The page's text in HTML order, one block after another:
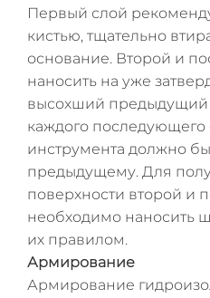
Первый слой
кистью, тщательно
основание. Второй и
наносить на уже
высохший предыдущий
каждого
инструмента должно
предыдущему. Для
поверхности второй и
необходимо наносить
их правилом.
Армирование
Армирование